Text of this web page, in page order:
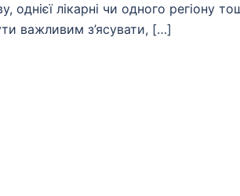
однієї лікарні чи одного регіону
важливим з’ясувати, […]